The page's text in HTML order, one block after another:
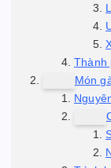
Thành
Món